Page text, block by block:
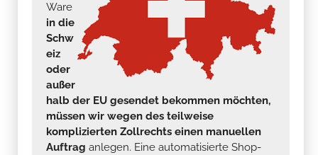
Ware
in die
Schw
eiz
oder
außer
halb der EU gesendet bekommen möchten,
müssen wir wegen des teilweise
komplizierten Zollrechts einen manuellen
Auftrag anlegen. Eine automatisierte Shop-